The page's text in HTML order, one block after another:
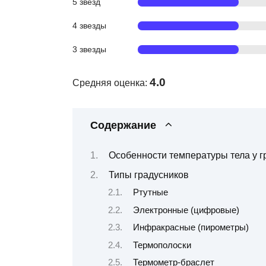
4 звезды
3 звезды
Средняя оценка: 4.0
Содержание
Особенности температуры тела у
Типы градусников
Ртутные
Электронные (цифровые)
Инфракрасные (пирометры)
Термополоски
Термометр-браслет